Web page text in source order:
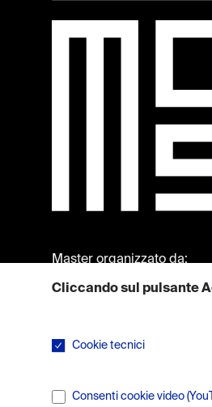
Master organizzato da:
Cliccando sul pulsante
Cookie tecnici
Consenti cookie video